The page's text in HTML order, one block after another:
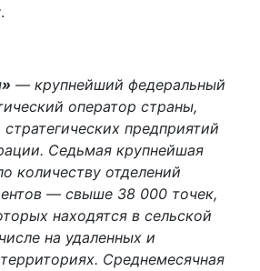
— крупнейший федеральный
оператор страны,
предприятий
Седьмая крупнейшая
количеству отделений
— свыше 38 000 точек,
находятся в сельской
на удаленных и
. Среднемесячная